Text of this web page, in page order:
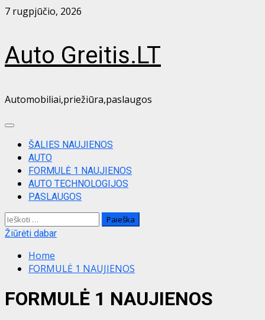
Skip
7 rugpjūčio, 2026
Auto Greitis.LT
Automobiliai,priežiūra,paslaugos
Primary
MenuŠALIES NAUJIENOS
AUTO
FORMULĖ 1 NAUJIENOS
AUTO TECHNOLOGIJOS
PASLAUGOS
Ieškoti:
Žiūrėti dabar
Home
FORMULĖ 1 NAUJIENOS
FORMULĖ 1 NAUJIENOS